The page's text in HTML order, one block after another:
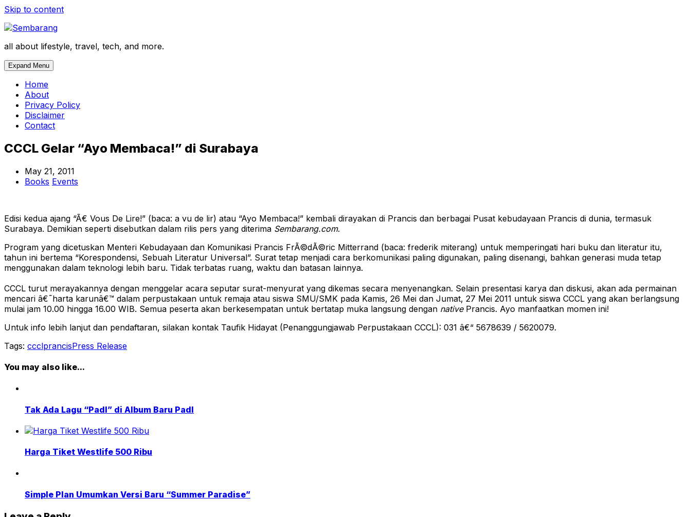
Skip to content
all about lifestyle, travel, tech, and more.
Expand Menu
Home
About
Privacy Policy
Disclaimer
Contact
CCCL Gelar “Ayo Membaca!” di Surabaya
May 21, 2011
Books Events
Edisi kedua ajang “Ã€ Vous De Lire!” (baca: a vu de lir) atau “Ayo Membaca!” kembali dirayakan di Prancis dan berbagai Pusat kebudayaan Prancis di dunia, termasuk
Surabaya. Demikian seperti disebutkan dalam rilis pers yang diterima Sembarang.com.
Program yang dicetuskan Menteri Kebudayaan dan Komunikasi Prancis FrÃ©dÃ©ric Mitterrand (baca: frederik miterang) untuk memperingati hari buku dan literatur itu,
tahun ini bertema “Korespondensi, Sebuah Literatur Universal”. Surat tetap menjadi cara berkomunikasi paling digunakan, paling disenangi, bahkan generasi muda tetap
menggunakan dalam teknologi lebih baru. Tidak terbatas ruang, waktu dan batasan lainnya.
CCCL turut merayakannya dengan menggelar acara seputar surat-menyurat yang dikemas secara menyenangkan. Selain presentasi karya dan diskusi, akan ada permainan
mencari â€˜harta karunâ€™ dalam perpustakaan untuk remaja atau siswa SMU/SMK pada Kamis, 26 Mei dan Jumat, 27 Mei 2011 untuk siswa CCCL yang akan berlangsung
mulai jam 10.00 hingga 16.00 WIB. Semua peserta akan berkesempatan untuk bertatap muka langsung dengan nativePrancis. Ayo manfaatkan momen ini!
Untuk info lebih lanjut dan pendaftaran, silakan kontak Taufik Hidayat (Penanggungjawab Perpustakaan CCCL): 031 â€“ 5678639 / 5620079.
Tags: ccclprancisPress Release
You may also like...
Tak Ada Lagu “PadI” di Album Baru PadI
Harga Tiket Westlife 500 Ribu
Simple Plan Umumkan Versi Baru “Summer Paradise”